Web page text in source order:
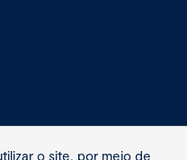
o site, por meio de